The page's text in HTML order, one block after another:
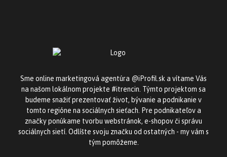
Sme online marketingová agentúra @iProfil.sk a vítame Vás
na našom lokálnom projekte #itrencin. Týmto projektom sa
budeme snažiť prezentovať život, bývanie a podnikanie v
tomto regióne na sociálnych sieťach. Pre podnikateľov a
značky ponúkame tvorbu webstránok, e-shopov či správu
sociálnych sietí. Odlíšte svoju značku od ostatných - my vám s
tým pomôžeme.